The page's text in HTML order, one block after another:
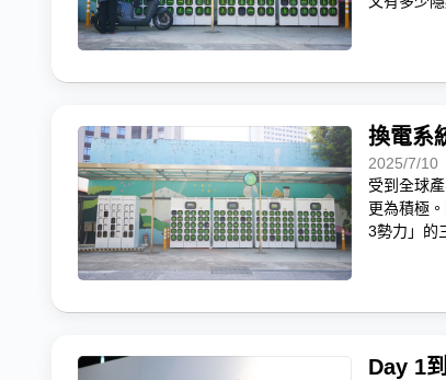
換電系
2025/7/10
受到全球
更為積極
3勢力」的
Day 1